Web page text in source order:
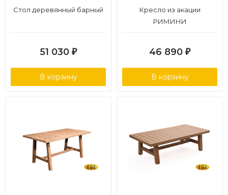
Стол деревянный барный
51 030 ₽
В корзину
Кресло из акации
РИМИНИ
46 890 ₽
В корзину